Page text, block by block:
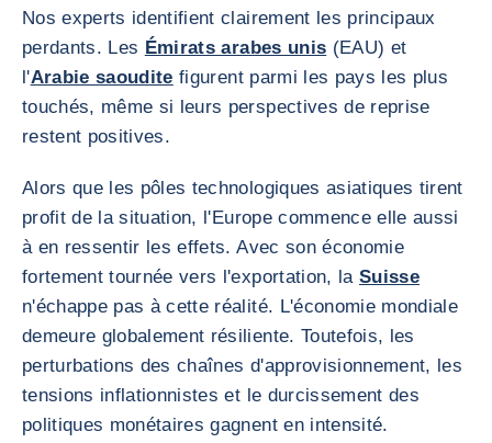
Nos experts identifient clairement les principaux
perdants. Les Émirats arabes unis (EAU) et
l'Arabie saoudite figurent parmi les pays les plus
touchés, même si leurs perspectives de reprise
restent positives.
Alors que les pôles technologiques asiatiques tirent
profit de la situation, l'Europe commence elle aussi
à en ressentir les effets. Avec son économie
fortement tournée vers l'exportation, la Suisse
n'échappe pas à cette réalité. L'économie mondiale
demeure globalement résiliente. Toutefois, les
perturbations des chaînes d'approvisionnement, les
tensions inflationnistes et le durcissement des
politiques monétaires gagnent en intensité.